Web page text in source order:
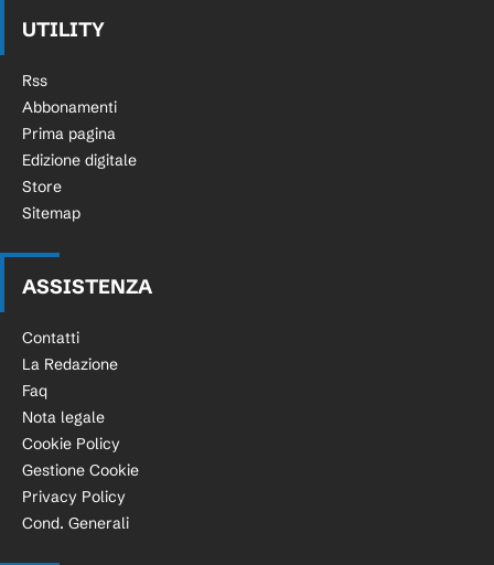
UTILITY
Rss
Abbonamenti
Prima pagina
Edizione digitale
Store
Sitemap
ASSISTENZA
Contatti
La Redazione
Faq
Nota legale
Cookie Policy
Gestione Cookie
Privacy Policy
Cond. Generali